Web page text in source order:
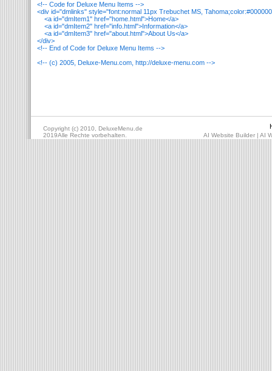
<!-- Code for Deluxe Menu Items -->
<div id="dmlinks" style="font:normal 11px Trebuchet MS,
<a id="dmItem1" href="home.html">Home</a>
<a id="dmItem2" href="info.html">Information</a>
<a id="dmItem3" href="about.html">About Us</a>
</div>
<!-- End of Code for Deluxe Menu Items -->
<!-- (c) 2005, Deluxe-Menu.com, http://deluxe-menu.com -->
Copyright (c) 2010, DeluxeMenu.de
2019Alle Rechte vorbehalten. AI Website Builder | AI